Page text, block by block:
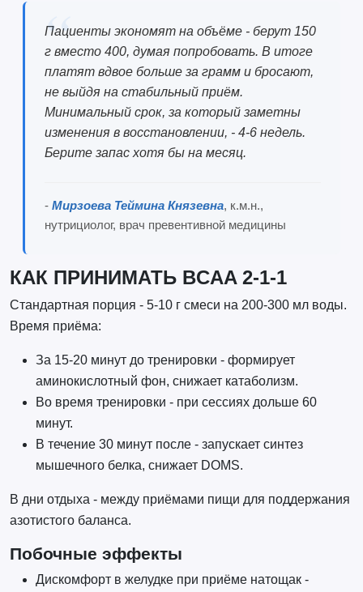
Пациенты экономят на объёме - берут 150
г вместо 400, думая попробовать. В итоге
платят вдвое больше за грамм и бросают,
не выйдя на стабильный приём.
Минимальный срок, за который заметны
изменения в восстановлении, - 4-6 недель.
Берите запас хотя бы на месяц.
- Мирзоева Теймина Князевна, к.м.н.,
нутрициолог, врач превентивной медицины
КАК ПРИНИМАТЬ BCAA 2-1-1
Стандартная порция - 5-10 г смеси на 200-300 мл воды.
Время приёма:
За 15-20 минут до тренировки - формирует
аминокислотный фон, снижает катаболизм.
Во время тренировки - при сессиях дольше 60
минут.
В течение 30 минут после - запускает синтез
мышечного белка, снижает DOMS.
В дни отдыха - между приёмами пищи для поддержания
азотистого баланса.
Побочные эффекты
Дискомфорт в желудке при приёме натощак -